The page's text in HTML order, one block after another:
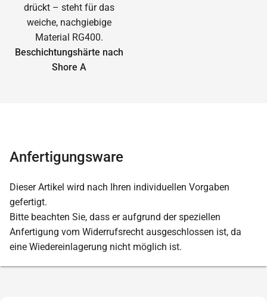
Beschichtungshärte nach
Shore A
Anfertigungsware
Dieser Artikel wird nach Ihren individuellen Vorgaben
gefertigt.
Bitte beachten Sie, dass er aufgrund der speziellen
Anfertigung vom Widerrufsrecht ausgeschlossen ist, da
eine Wiedereinlagerung nicht möglich ist.